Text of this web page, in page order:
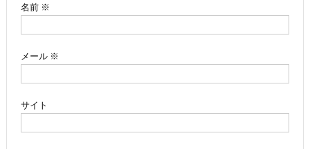
名前 ※
メール ※
サイト